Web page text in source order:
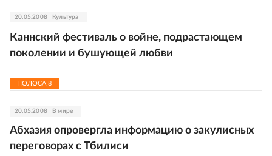
20.05.2008 Культура
Каннский фестиваль о войне, подрастающем
поколении и бушующей любви
ПОЛОСА 8
20.05.2008 В мире
Абхазия опровергла информацию о закулисных
переговорах с Тбилиси